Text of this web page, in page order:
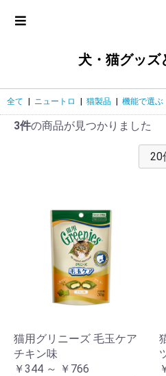
犬・猫グッズ
全て ニュートロ 猫製品 機能で選ぶ
3件の商品が見つかりました
猫用グリニーズ 毛玉ケア
チキン味
￥344 ～ ￥766